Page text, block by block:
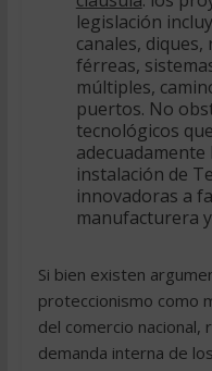
legislación
canales, diques,
férreas,
múltiples,
puertos. No
tecnológicos
instalación de
innovadoras a
manufacturera
Si bien existen
proteccionismo como
del comercio nacional,
demanda interna de